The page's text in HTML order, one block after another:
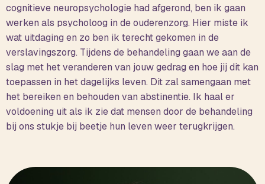
cognitieve neuropsychologie had afgerond, ben ik gaan
werken als psycholoog in de ouderenzorg. Hier miste ik
wat uitdaging en zo ben ik terecht gekomen in de
verslavingszorg. Tijdens de behandeling gaan we aan de
slag met het veranderen van jouw gedrag en hoe jij dit kan
toepassen in het dagelijks leven. Dit zal samengaan met
het bereiken en behouden van abstinentie. Ik haal er
voldoening uit als ik zie dat mensen door de behandeling
bij ons stukje bij beetje hun leven weer terugkrijgen.